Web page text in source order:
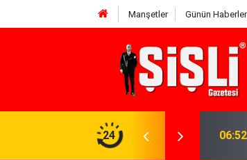
Manşetler Günün
24
Gerekenler: Telegram Gruplarında Daha
04:43